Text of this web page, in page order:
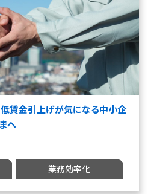
賃金引上げが気になる中小企
へ
業務効率化